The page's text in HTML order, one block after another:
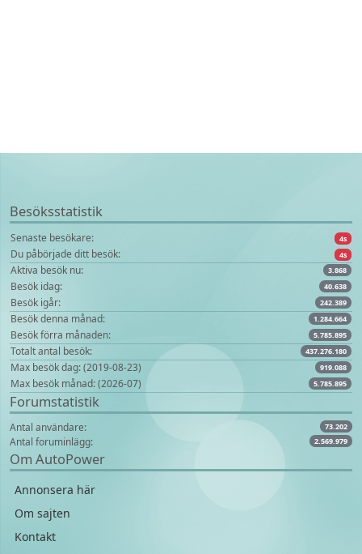
Besöksstatistik
Senaste besökare: 4s
Du påbörjade ditt besök: 4s
Aktiva besök nu: 3.868
Besök idag: 40.638
Besök igår: 242.389
Besök denna månad: 1.284.664
Besök förra månaden: 5.785.895
Totalt antal besök: 437.276.180
Max besök dag: (2019-08-23) 919.088
Max besök månad: (2026-07) 5.785.895
Forumstatistik
Antal användare: 73.202
Antal foruminlägg: 2.569.979
Om AutoPower
Annonsera här
Om sajten
Kontakt